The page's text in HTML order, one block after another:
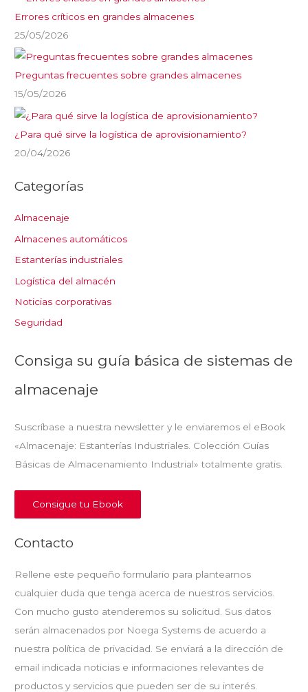
Errores críticos en grandes almacenes
25/05/2026
Preguntas frecuentes sobre grandes almacenes
15/05/2026
¿Para qué sirve la logística de aprovisionamiento?
20/04/2026
Categorías
Almacenaje
Almacenes automáticos
Estanterías industriales
Logística del almacén
Noticias corporativas
Seguridad
Consiga su guía básica de sistemas de
almacenaje
Suscríbase a nuestra newsletter y le enviaremos el eBook
«Almacenaje: Estanterías Industriales. Colección Guías
Básicas de Almacenamiento Industrial» totalmente gratis.
Consigue tu Ebook
Contacto
Rellene este pequeño formulario para plantearnos
cualquier duda que tenga acerca de nuestros servicios.
Con mucho gusto atenderemos su solicitud. Sus datos
serán almacenados por Noega Systems de acuerdo a
nuestra política de privacidad. Se enviará a la dirección de
email indicada noticias e informaciones relevantes de
productos y servicios que pueden ser de su interés.